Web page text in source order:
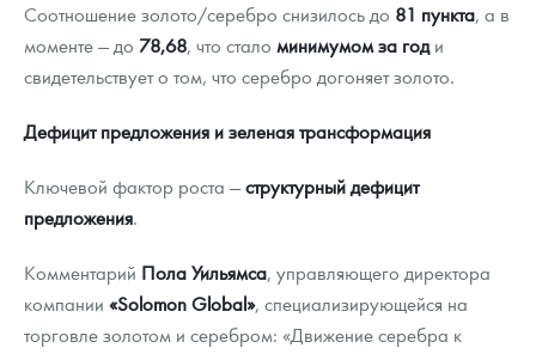
Соотношение золото/серебро снизилось до 81 пунктa, а в
моменте — до 78,68, что стало минимумом за годи
свидетельствует о том, что серебро догоняет золото.
Дефицит предложения и зеленая трансформация
Ключевой фактор роста —структурный дефицит
предложения.
Комментарий Пола Уильямса, управляющего директора
компании «Solomon Global», специализирующейся на
торговле золотом и серебром: «Движение серебра к